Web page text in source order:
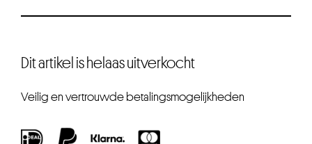
Dit artikel is helaas uitverkocht
Veilig en vertrouwde betalingsmogelijkheden